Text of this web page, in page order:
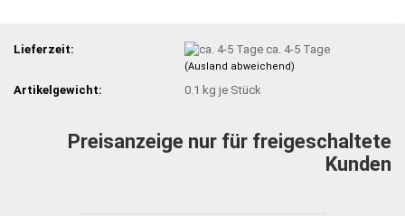
Lieferzeit: ca. 4-5 Tage
(Ausland abweichend)
Artikelgewicht: 0.1 kg je Stück
Preisanzeige nur für freigeschaltete
Kunden